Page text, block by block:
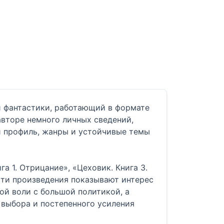
работающий в формате
немного личных сведений,
профиль, жанры и устойчивые темы
1. Отрицание», «Цеховик. Книга 3.
произведения показывают интерес
воли с большой политикой, а
и постепенного усиления